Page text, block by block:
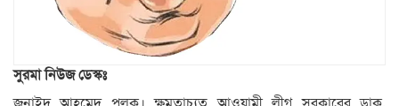
সুরমা নিউজ ডেস্কঃ